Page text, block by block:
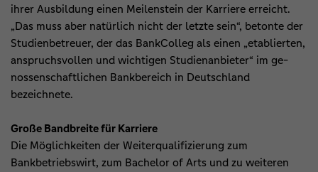
ihrer Ausbildung einen Meilenstein der Karriere erreicht.
„Das muss aber natürlich nicht der letzte sein“, betonte der
Studienbetreuer, der das BankColleg als einen „etablierten,
anspruchsvollen und wichtigen Studienanbieter“ im ge-
nossenschaftlichen Bankbereich in Deutschland
bezeichnete.
Große Bandbreite für Karriere
Die Möglichkeiten der Weiterqualifizierung zum
Bankbetriebswirt, zum Bachelor of Arts und zu weiteren